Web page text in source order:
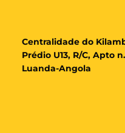
Centralidade do
Prédio U13, R/C, Apto
Luanda-Angola